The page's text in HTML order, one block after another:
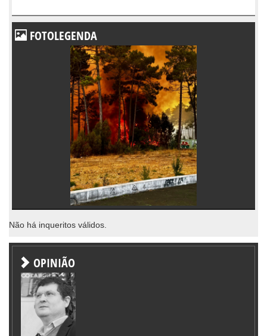
FOTOLEGENDA
Não há inqueritos válidos.
OPINIÃO